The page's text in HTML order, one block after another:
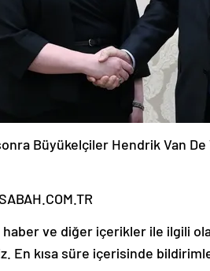
Büyükelçiler Hendrik Van
haber ve diğer içerikler ile ilgili
En kısa süre içerisinde